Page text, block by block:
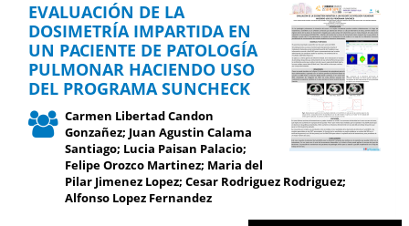
EVALUACIÓN DE LA
DOSIMETRÍA IMPARTIDA EN
UN PACIENTE DE PATOLOGÍA
PULMONAR HACIENDO USO
DEL PROGRAMA SUNCHECK
Carmen Libertad Candon
Gonzañez; Juan Agustin Calama
Santiago; Lucia Paisan Palacio;
Felipe Orozco Martinez; Maria del
Pilar Jimenez Lopez; Cesar Rodriguez Rodriguez;
Alfonso Lopez Fernandez